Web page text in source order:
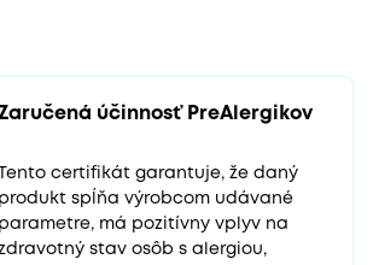
účinnosť PreAlergikov
certifikát garantuje, že daný
produkt spĺňa výrobcom udávané
parametre, má pozitívny vplyv na
stav osôb s alergiou,